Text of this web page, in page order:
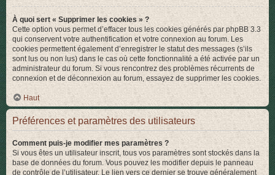
À quoi sert « Supprimer les cookies » ?
Cette option vous permet d’effacer tous les cookies générés par phpBB 3.3
qui conservent votre authentification et votre connexion au forum. Les
cookies permettent également d’enregistrer le statut des messages (s’ils
sont lus ou non lus) dans le cas où cette fonctionnalité a été activée par un
administrateur du forum. Si vous rencontrez des problèmes récurrents de
connexion et de déconnexion au forum, essayez de supprimer les cookies.
Haut
Préférences et paramètres des utilisateurs
Comment puis-je modifier mes paramètres ?
Si vous êtes un utilisateur inscrit, tous vos paramètres sont stockés dans la
base de données du forum. Vous pouvez les modifier depuis le panneau
de contrôle de l’utilisateur. Le lien vers ce dernier se trouve généralement